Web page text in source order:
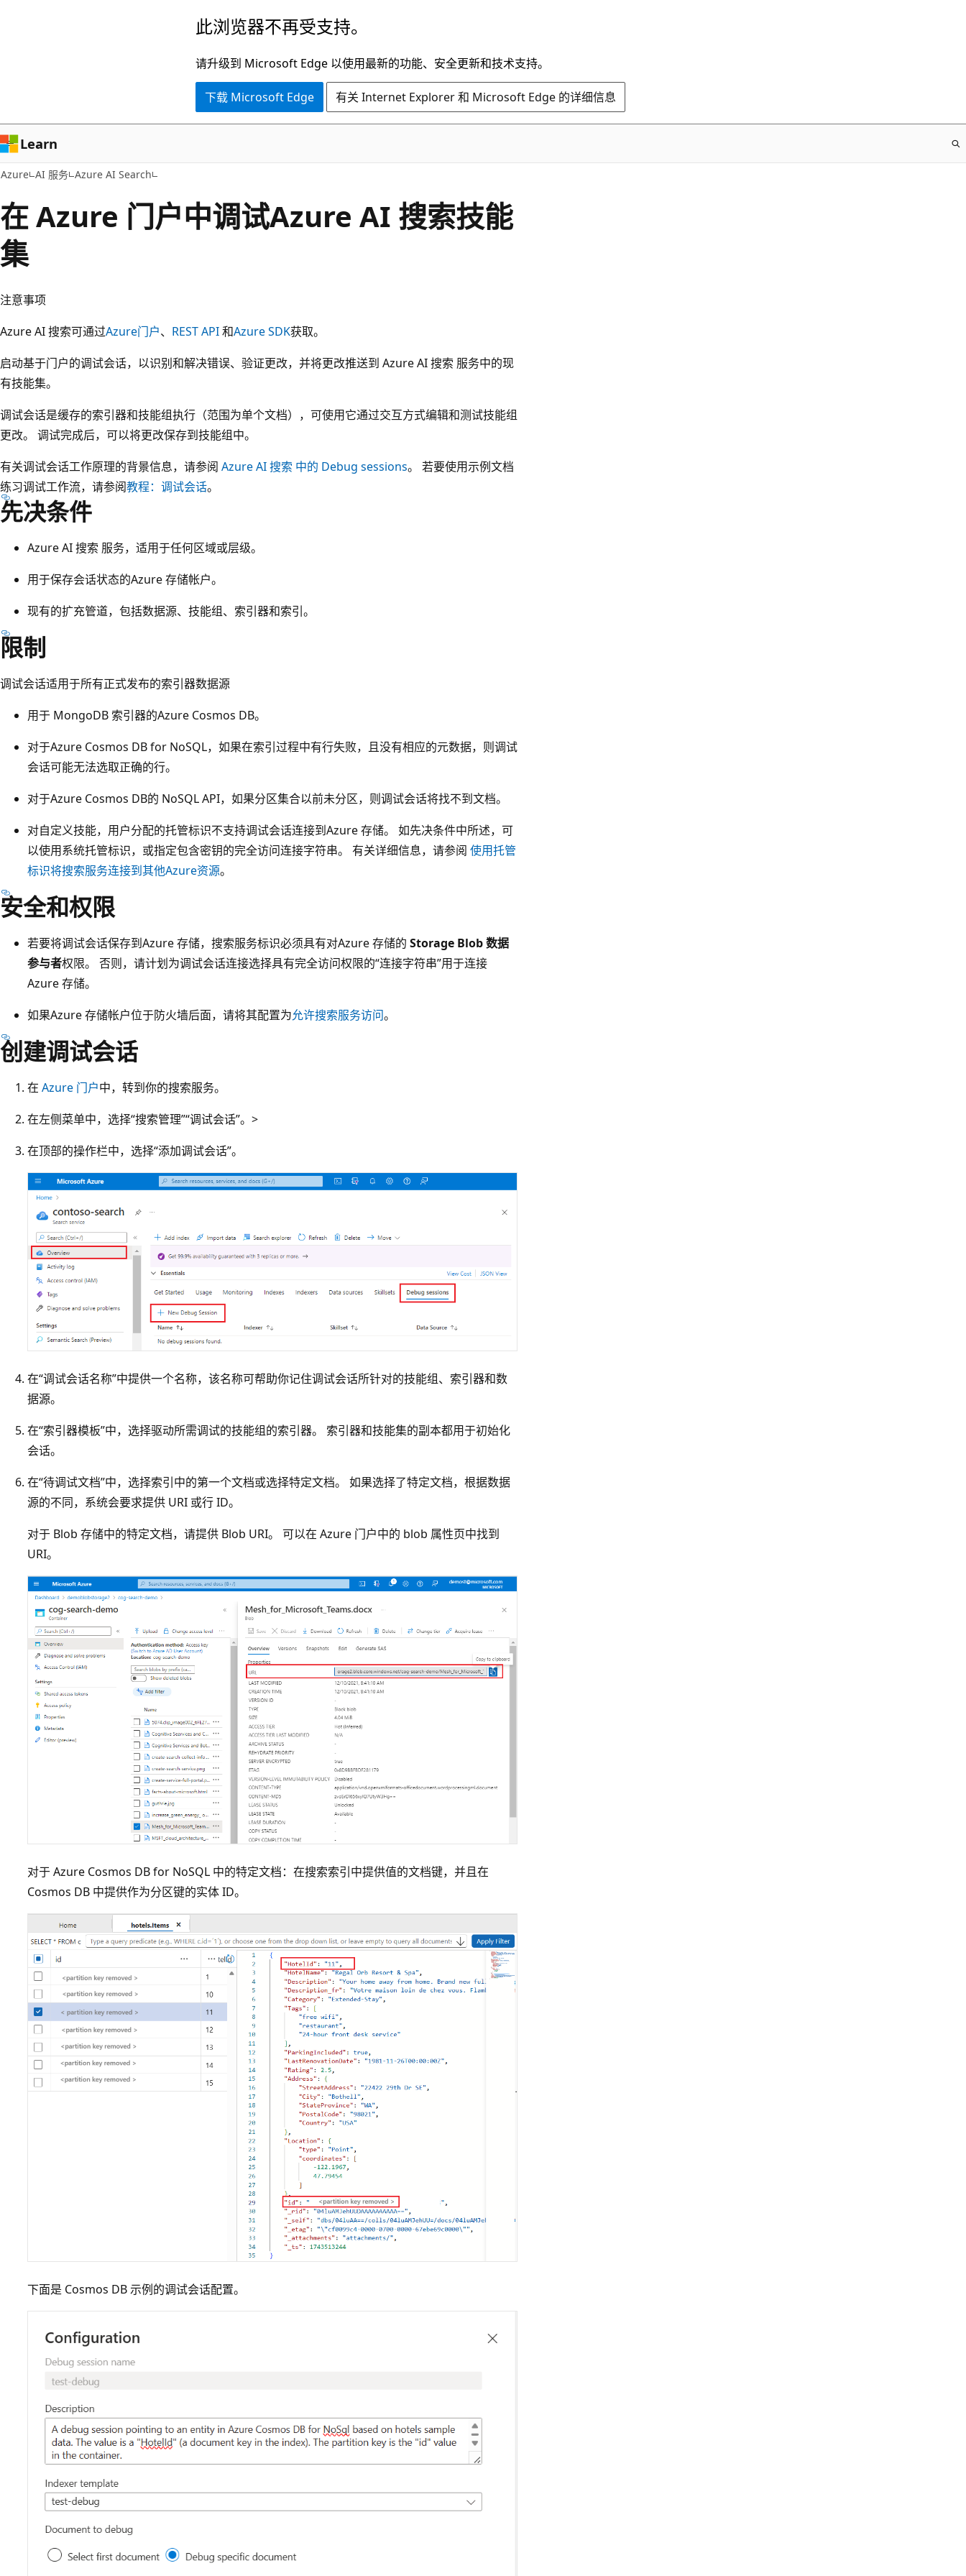
容
此浏览器不再受支持。
请升级到 Microsoft Edge 以使用最新的功能、安全更新和技术支持。
下载 Microsoft Edge 有关 Internet Explorer 和 Microsoft Edge 的详细信息
Learn
Azure AI 服务 Azure AI Search
在 Azure 门户中调试Azure AI 搜索技能
集
注意事项
Azure AI 搜索可通过Azure门户、 REST API和Azure SDK获取。
启动基于门户的调试会话，以识别和解决错误、验证更改，并将更改推送到 Azure AI 搜索 服务中的现
有技能集。
调试会话是缓存的索引器和技能组执行（范围为单个文档），可使用它通过交互方式编辑和测试技能组
更改。 调试完成后，可以将更改保存到技能组中。
有关调试会话工作原理的背景信息，请参阅 Azure AI 搜索 中的 Debug sessions。 若要使用示例文档
练习调试工作流，请参阅教程：调试会话。
先决条件
Azure AI 搜索 服务，适用于任何区域或层级。
用于保存会话状态的Azure 存储帐户。
现有的扩充管道，包括数据源、技能组、索引器和索引。
限制
调试会话适用于所有正式发布的索引器数据源
用于 MongoDB 索引器的Azure Cosmos DB。
对于Azure Cosmos DB for NoSQL，如果在索引过程中有行失败，且没有相应的元数据，则调试
会话可能无法选取正确的行。
对于Azure Cosmos DB的 NoSQL API，如果分区集合以前未分区，则调试会话将找不到文档。
对自定义技能，用户分配的托管标识不支持调试会话连接到Azure 存储。 如先决条件中所述，可
以使用系统托管标识，或指定包含密钥的完全访问连接字符串。 有关详细信息，请参阅 使用托管
标识将搜索服务连接到其他Azure资源。
安全和权限
若要将调试会话保存到Azure 存储，搜索服务标识必须具有对Azure 存储的 Storage Blob 数据
参与者权限。 否则，请计划为调试会话连接选择具有完全访问权限的“连接字符串”用于连接
Azure 存储。
如果Azure 存储帐户位于防火墙后面，请将其配置为允许搜索服务访问。
创建调试会话
在 Azure 门户中，转到你的搜索服务。
在左侧菜单中，选择“搜索管理”“调试会话”。>
在顶部的操作栏中，选择“添加调试会话”。
在“调试会话名称”中提供一个名称，该名称可帮助你记住调试会话所针对的技能组、索引器和数
据源。
在“索引器模板”中，选择驱动所需调试的技能组的索引器。 索引器和技能集的副本都用于初始化
会话。
在“待调试文档”中，选择索引中的第一个文档或选择特定文档。 如果选择了特定文档，根据数据
源的不同，系统会要求提供 URI 或行 ID。
对于 Blob 存储中的特定文档，请提供 Blob URI。 可以在 Azure 门户中的 blob 属性页中找到
URI。
对于 Azure Cosmos DB for NoSQL 中的特定文档：在搜索索引中提供值的文档键，并且在
Cosmos DB 中提供作为分区键的实体 ID。
下面是 Cosmos DB 示例的调试会话配置。